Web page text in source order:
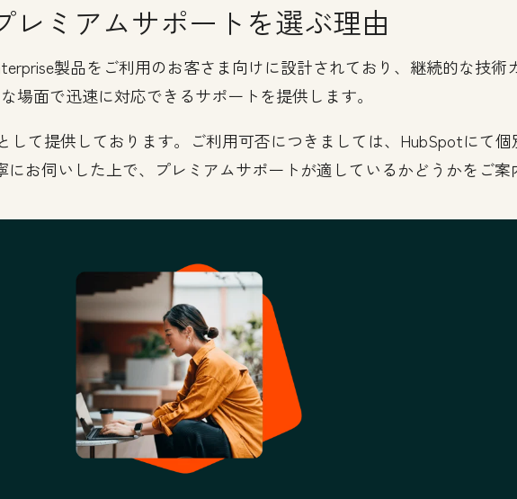
レミアムサポートを選ぶ理由
製品をご利用のお客さま向けに設計されており、継続的な技術
な場面で迅速に対応できるサポートを提供します。
して提供しております。ご利用可否につきましては、HubSpotにて
お伺いした上で、プレミアムサポートが適しているかどうかをご案